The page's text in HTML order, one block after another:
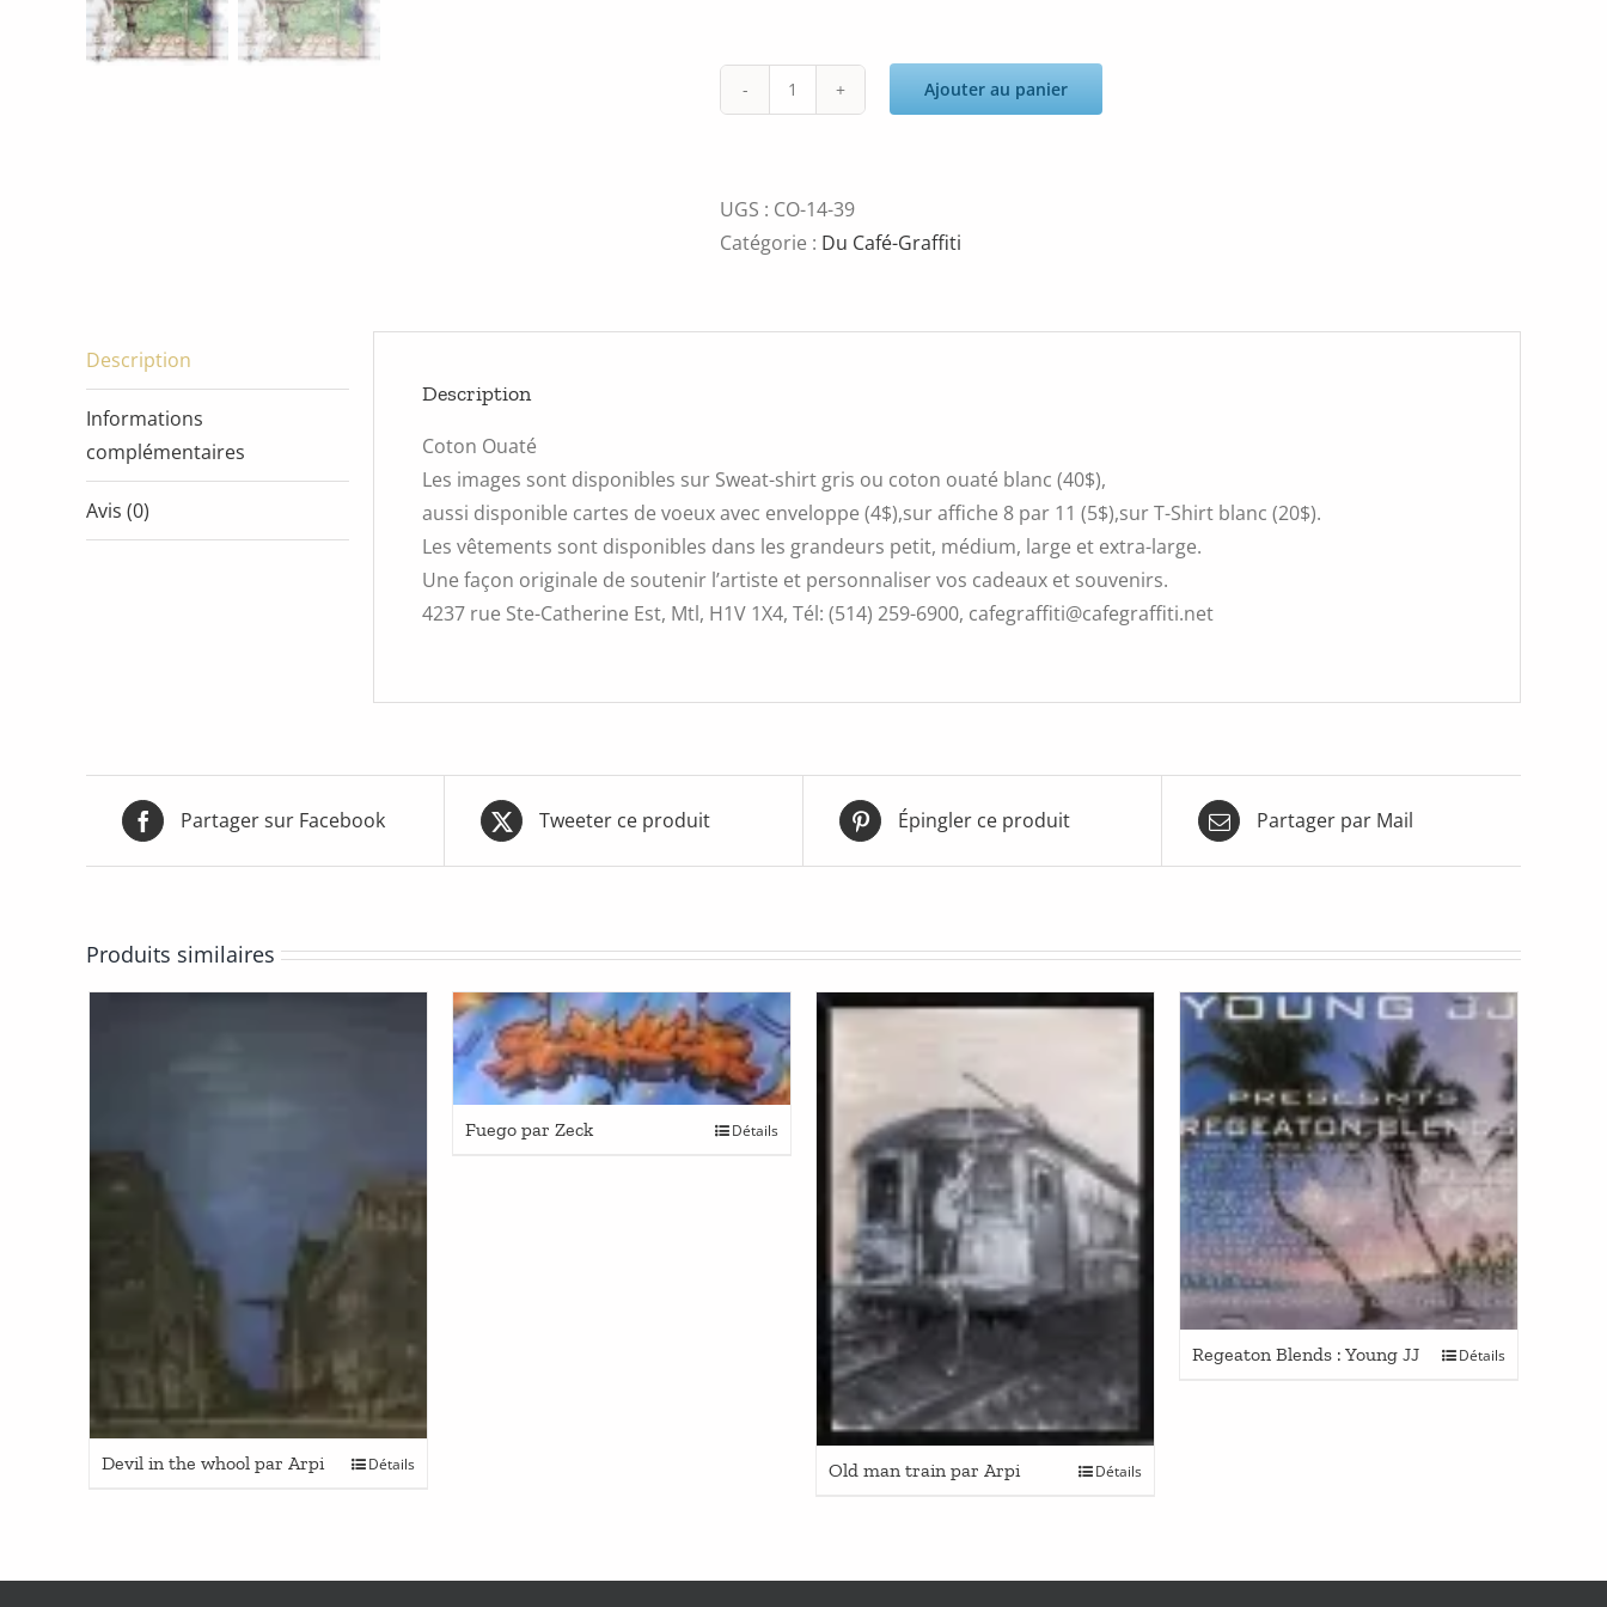
quantité
Ajouter au panier
UGS : CO-14-39
Catégorie : Du Café-Graffiti
Description
Informations
complémentaires
Avis (0)
Description
Coton Ouaté
Les images sont disponibles sur Sweat-shirt gris ou coton ouaté blanc (40$),
aussi disponible cartes de voeux avec enveloppe (4$),sur affiche 8 par 11 (5$),sur T-Shirt blanc (20$).
Les vêtements sont disponibles dans les grandeurs petit, médium, large et extra-large.
Une façon originale de soutenir l’artiste et personnaliser vos cadeaux et souvenirs.
4237 rue Ste-Catherine Est, Mtl, H1V 1X4, Tél: (514) 259-6900, cafegraffiti@cafegraffiti.net
Partager sur Facebook Tweeter ce produit Épingler ce produit Partager par Mail
Produits similaires
Devil in the whool par Arpi Détails
Fuego par Zeck Détails
Old man train par Arpi Détails
Regeaton Blends : Young JJ Détails